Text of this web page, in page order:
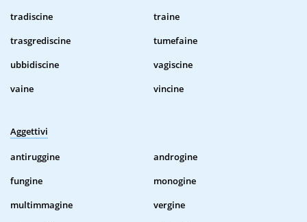
tradiscine
traine
trasgrediscine
tumefaine
ubbidiscine
vagiscine
vaine
vincine
Aggettivi
antiruggine
androgine
fungine
monogine
multimmagine
vergine